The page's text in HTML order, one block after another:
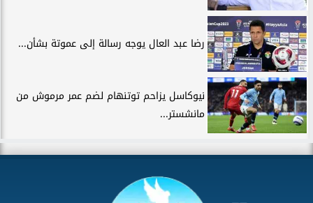
رضا عبد العال يوجه رسالة إلى عموتة بشأن...
نيوكاسل يزاحم توتنهام لضم عمر مرموش من
مانشستر...